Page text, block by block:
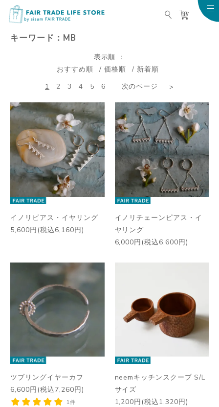
FAIR TRADE LIFE
キーワード：MB
表示順
おすすめ順
価格順
新着順
1
2 3 4 5 6 次のページ
イノリピアス・イヤリング
5,600円(税込6,160円)
イノリチェーンピアス・イ
ヤリング
6,000円(税込6,600円)
ツブリングイヤーカフ
6,600円(税込7,260円)
1件
neemキッチンスクープ S/L
サイズ
1,200円(税込1,320円)